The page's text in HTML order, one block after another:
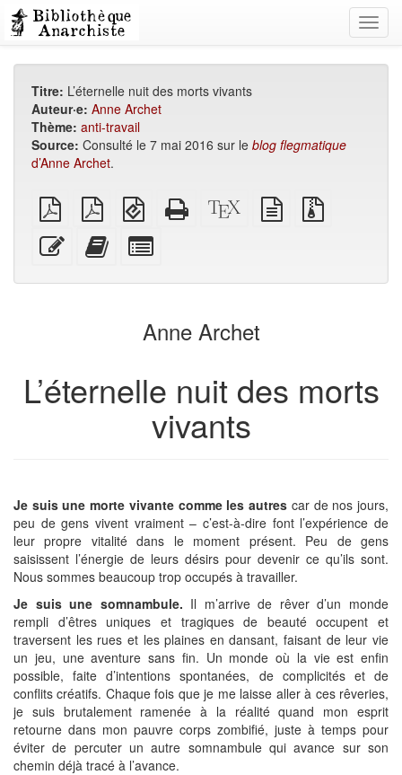
Titre: L’éternelle nuit des morts vivants
Auteur·e: Anne Archet
Thème: anti-travail
Source: Consulté le 7 mai 2016 sur le blog flegmatique
d’Anne Archet.
PDF
brut
PDF
A4
imposé
EPUB
(pour
appareils
mobiles)
HTML
autonome
Source
XeLaTeX
texte
source
Modifier
ce
Ajouter
ce
au
livres
parties
le
générateur
Anne Archet
L’éternelle nuit des morts
vivants
Je suis une morte vivante comme les autres car de nos jours,
peu de gens vivent vraiment – c’est-à-dire font l’expérience de
leur propre vitalité dans le moment présent. Peu de gens
saisissent l’énergie de leurs désirs pour devenir ce qu’ils sont.
Nous sommes beaucoup trop occupés à travailler.
Je suis une somnambule. Il m’arrive de rêver d’un monde
rempli d’êtres uniques et tragiques de beauté occupent et
traversent les rues et les plaines en dansant, faisant de leur vie
un jeu, une aventure sans fin. Un monde où la vie est enfin
possible, faite d’intentions spontanées, de complicités et de
conflits créatifs. Chaque fois que je me laisse aller à ces rêveries,
je suis brutalement ramenée à la réalité quand mon esprit
retourne dans mon pauvre corps zombifié, juste à temps pour
éviter de percuter un autre somnambule qui avance sur son
chemin déjà tracé à l’avance.